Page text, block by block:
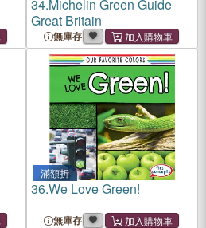
34.Michelin Green Guide
Great Britain
無庫存
滿額折
36.We Love Green!
無庫存